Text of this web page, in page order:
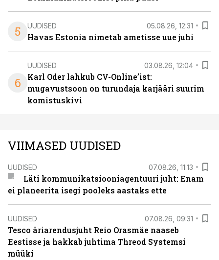
5 UUDISED 05.08.26, 12:31
Havas Estonia nimetab ametisse uue juhi
6
UUDISED 03.08.26, 12:04
Karl Oder lahkub CV-Online’ist:
mugavustsoon on turundaja karjääri suurim
komistuskivi
VIIMASED UUDISED
UUDISED 07.08.26, 11:13
Läti kommunikatsiooniagentuuri juht: Enam
ei planeerita isegi pooleks aastaks ette
UUDISED 07.08.26, 09:31
Tesco äriarendusjuht Reio Orasmäe naaseb
Eestisse ja hakkab juhtima Threod Systemsi
müüki